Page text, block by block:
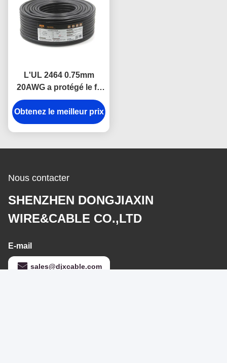
L'UL 2464 0.75mm
20AWG a protégé le fil
protégé résistant d'huile
industrielle de câble
électrique
Obtenez le meilleur prix
Nous contacter
SHENZHEN DONGJIAXIN
WIRE&CABLE CO.,LTD
E-mail
sales@djxcable.com